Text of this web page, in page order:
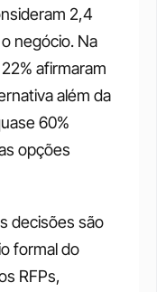
2,4
negócio. Na
afirmaram
além da
60%
opções
decisões são
formal do
RFPs,